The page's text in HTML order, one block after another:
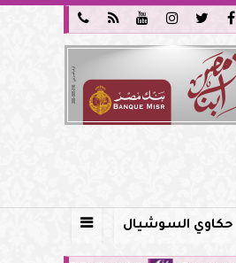






حكاوي السوشيال 